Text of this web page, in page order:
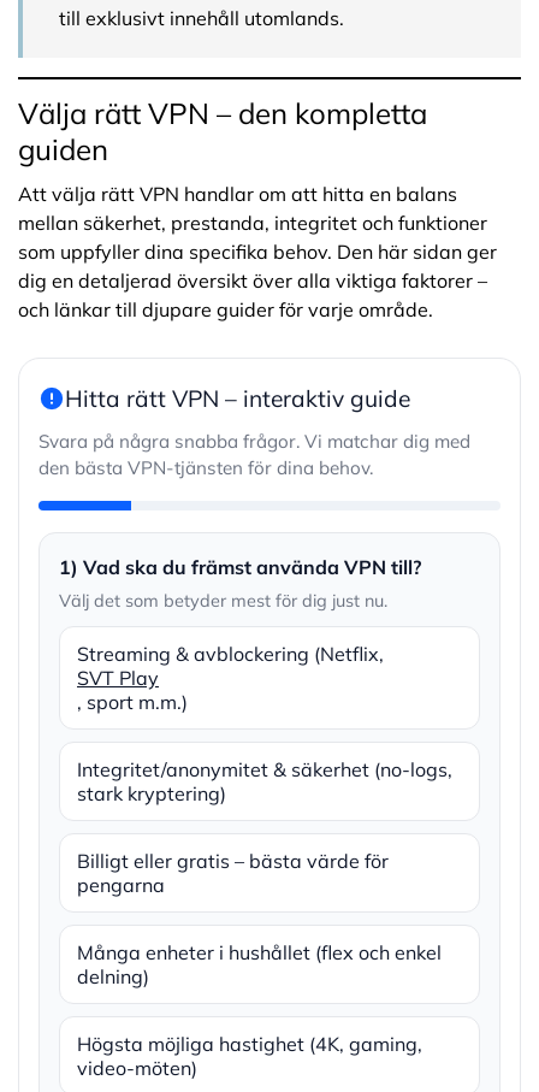
till exklusivt innehåll utomlands.
Välja rätt VPN – den kompletta
guiden
Att välja rätt VPN handlar om att hitta en balans
mellan säkerhet, prestanda, integritet och funktioner
som uppfyller dina specifika behov. Den här sidan ger
dig en detaljerad översikt över alla viktiga faktorer –
och länkar till djupare guider för varje område.
Hitta rätt VPN – interaktiv guide
Svara på några snabba frågor. Vi matchar dig med
den bästa VPN-tjänsten för dina behov.
1) Vad ska du främst använda VPN till?
Välj det som betyder mest för dig just nu.
Streaming & avblockering (Netflix,
SVT Play
, sport m.m.)
Integritet/anonymitet & säkerhet (no-logs,
stark kryptering)
Billigt eller gratis – bästa värde för
pengarna
Många enheter i hushållet (flex och enkel
delning)
Högsta möjliga hastighet (4K, gaming,
video-möten)